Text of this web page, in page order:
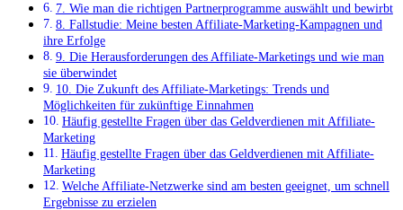
7. Wie man die richtigen Partnerprogramme auswählt und bewirbt
8. Fallstudie: Meine besten Affiliate-Marketing-Kampagnen und
ihre Erfolge
9. Die Herausforderungen des Affiliate-Marketings und wie man
sie überwindet
10. Die Zukunft des Affiliate-Marketings: Trends und
Möglichkeiten für zukünftige Einnahmen
Häufig gestellte Fragen über das Geldverdienen mit Affiliate-
Marketing
Häufig gestellte Fragen über das Geldverdienen mit Affiliate-
Marketing
Welche Affiliate-Netzwerke sind am besten geeignet, ⁣um schnell‌
Ergebnisse‌ zu erzielen